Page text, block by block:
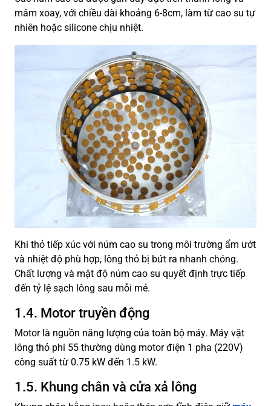
mâm xoay, với chiều dài khoảng 6-8cm, làm từ cao su tự
nhiên hoặc silicone chịu nhiệt.
Khi thỏ tiếp xúc với núm cao su trong môi trường ẩm ướt
và nhiệt độ phù hợp, lông thỏ bị bứt ra nhanh chóng.
Chất lượng và mật độ núm cao su quyết định trực tiếp
đến tỷ lệ sạch lông sau mỗi mẻ.
1.4. Motor truyền động
Motor là nguồn năng lượng của toàn bộ máy. Máy vặt
lông thỏ phi 55 thường dùng motor điện 1 pha (220V)
công suất từ 0.75 kW đến 1.5 kW.
1.5. Khung chân và cửa xả lông